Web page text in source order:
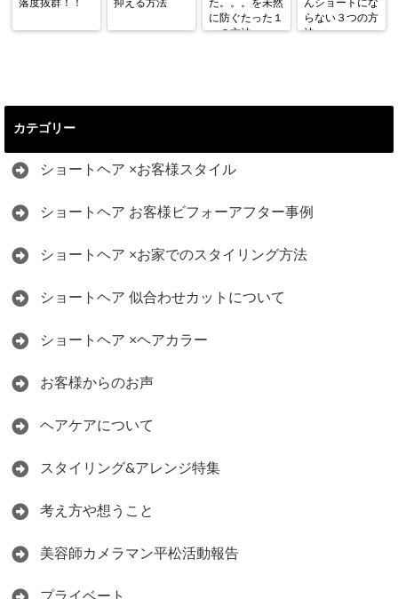
落度抜群！！
抑える方法
た。。。を未然
に防ぐたった１
つの方法
んショートにな
らない３つの方
法
カテゴリー
ショートヘア ×お客様スタイル
ショートヘア お客様ビフォーアフター事例
ショートヘア ×お家でのスタイリング方法
ショートヘア 似合わせカットについて
ショートヘア ×ヘアカラー
お客様からのお声
ヘアケアについて
スタイリング&アレンジ特集
考え方や想うこと
美容師カメラマン平松活動報告
プライベート